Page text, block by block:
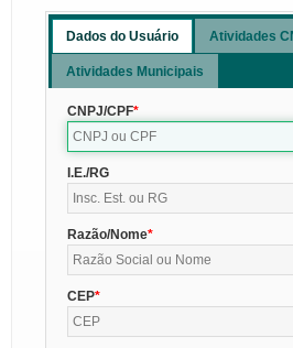
Dados do Usuário Atividades
Atividades Municipais
CNPJ/CPF
I.E./RG
Razão/Nome
CEP